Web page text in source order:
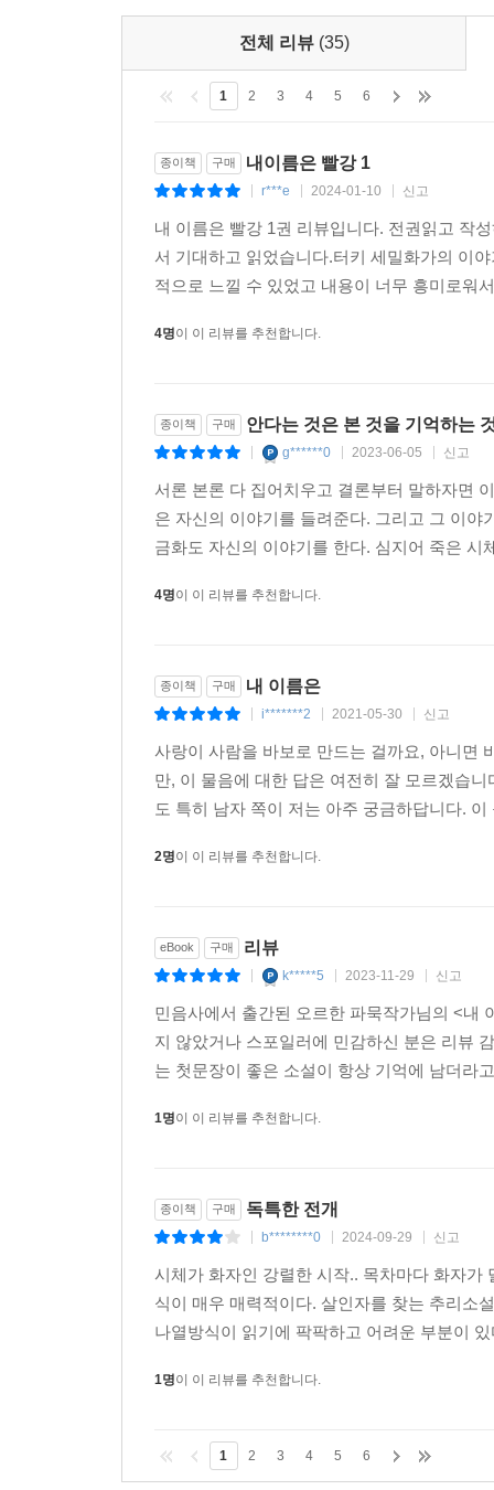
전체 리뷰 (35)
1 2 3 4 5 6
종이책 구매 내이름은 빨강 1
r***e 2024-01-10 신고
내 이름은 빨강 1권 리뷰입니다. 전권읽고 작
서 기대하고 읽었습니다.터키 세밀화가의 이
적으로 느낄 수 있었고 내용이 너무 흥미로워
4명이 이 리뷰를 추천합니다.
종이책 구매 안다는 것은 본 것을 기억하는
g******0 2023-06-05 신고
서론 본론 다 집어치우고 결론부터 말하자면
은 자신의 이야기를 들려준다. 그리고 그 이
금화도 자신의 이야기를 한다. 심지어 죽은
4명이 이 리뷰를 추천합니다.
종이책 구매 내 이름은
i*******2 2021-05-30 신고
사랑이 사람을 바보로 만드는 걸까요, 아니면
만, 이 물음에 대한 답은 여전히 잘 모르겠습
도 특히 남자 쪽이 저는 아주 궁금하답니다.
2명이 이 리뷰를 추천합니다.
eBook 구매 리뷰
k*****5 2023-11-29 신고
민음사에서 출간된 오르한 파묵작가님의 <내
지 않았거나 스포일러에 민감하신 분은 리뷰
는 첫문장이 좋은 소설이 항상 기억에 남더라
1명이 이 리뷰를 추천합니다.
종이책 구매 독특한 전개
b********0 2024-09-29 신고
시체가 화자인 강렬한 시작.. 목차마다 화자가
식이 매우 매력적이다. 살인자를 찾는 추리소
나열방식이 읽기에 팍팍하고 어려운 부분이
1명이 이 리뷰를 추천합니다.
1 2 3 4 5 6